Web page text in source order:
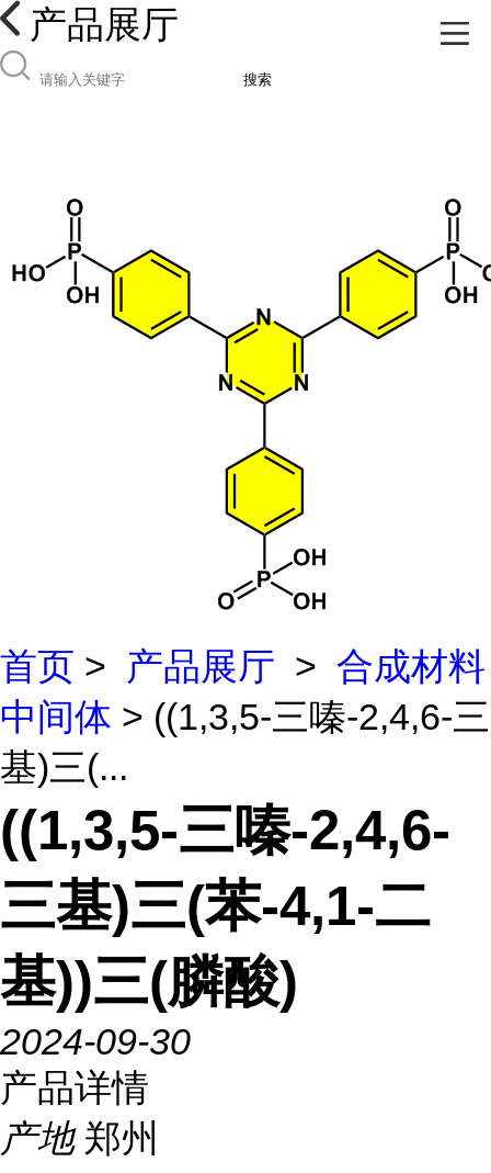
产品展厅
搜索
首页 > 产品展厅 > 合成材料
中间体 > ((1,3,5-三嗪-2,4,6-三
基)三(...
((1,3,5-三嗪-2,4,6-
三基)三(苯-4,1-二
基))三(膦酸)
2024-09-30
产品详情
产地 郑州